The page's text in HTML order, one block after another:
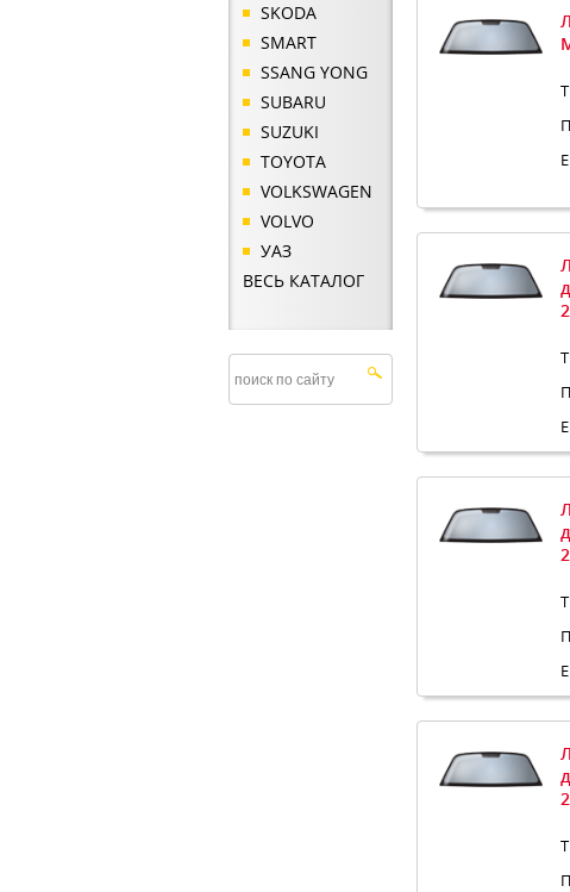
SKODA
SMART
SSANG YONG
SUBARU
SUZUKI
TOYOTA
VOLKSWAGEN
VOLVO
УАЗ
ВЕСЬ КАТАЛОГ